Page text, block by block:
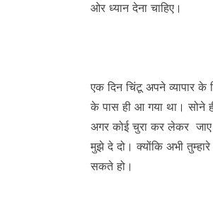
ओर ध्यान देना चाहिए।
एक दिन चिंटू अपने व्यापार
के पास ही आ गया था। सोने
अगर कोई चुरा कर लेकर जाए
मुझे दे दो। क्योंकि अभी
सकते हो।